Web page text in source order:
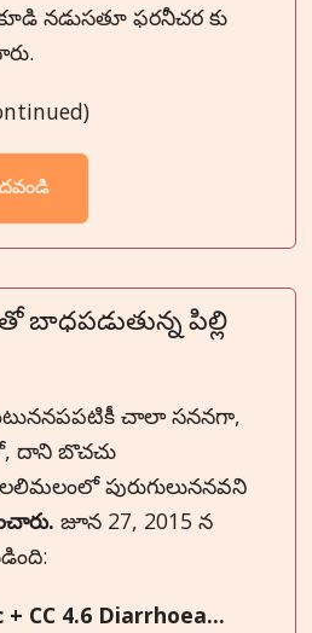
నడుసతూ ఫరనీచర కు
బాధపడుతున్న పిల్లి
చాలా సననగా,
దాని బొచచు
పురుగులుననవని
జూన 27, 2015 న
CC 4.6 Diarrhoea...